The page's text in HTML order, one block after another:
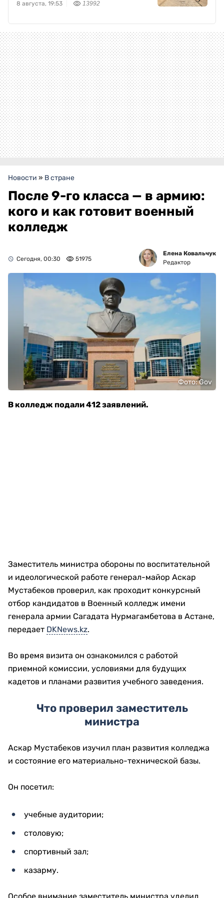
8 августа, 19:53 13992
Новости » В стране
После 9-го класса — в армию:
кого и как готовит военный
колледж
Сегодня, 00:30 51975
Елена Ковальчук
Редактор
Фото: Gov
В колледж подали 412 заявлений.
Заместитель министра обороны по воспитательной
и идеологической работе генерал-майор Аскар
Мустабеков проверил, как проходит конкурсный
отбор кандидатов в Военный колледж имени
генерала армии Сагадата Нурмагамбетова в Астане,
передает DKNews.kz.
Во время визита он ознакомился с работой
приемной комиссии, условиями для будущих
кадетов и планами развития учебного заведения.
Что проверил заместитель
министра
Аскар Мустабеков изучил план развития колледжа
и состояние его материально-технической базы.
Он посетил:
учебные аудитории;
столовую;
спортивный зал;
казарму.